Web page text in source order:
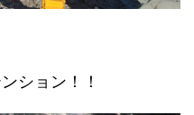
ション！！